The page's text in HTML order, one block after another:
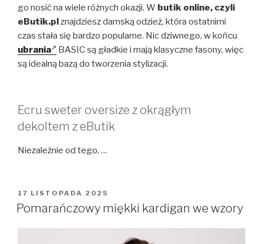
go nosić na wiele różnych okazji. W butik online, czyli
eButik.plznajdziesz damską odzież, która ostatnimi
czas stała się bardzo popularne. Nic dziwnego, w końcu
ubrania
BASIC są gładkie i mają klasyczne fasony, więc
są idealną bazą do tworzenia stylizacji.
Ecru sweter oversize z okrągłym
dekoltem z eButik
Niezależnie od tego, …
OPUBLIKOWANE
W
17 LISTOPADA 2025
Pomarańczowy miękki kardigan we wzory